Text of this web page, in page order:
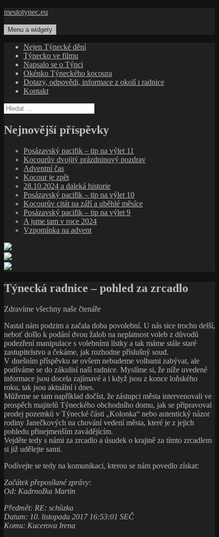
Přejít
obsahu
mestotynec.eu
Menu a widgety
Nejen Týnecké dění
Týnecko ve filmu
Napsalo se o Týnci
Okénko Týneckého kocoura
Dotazy, odpovědi, informace z okolí i radnice
Kontakt
Vyhledávání
Nejnovější příspěvky
Posázavský pacifik – tip na výlet 11
Kocourův dvojitý prázdninový pozdrav
Adventní čas
Kocour je zpět
28.10.2024 a daleká historie
Posázavský pacifik – tip na výlet 10
Kocourův citát na září a uběhlé měsíce
Posázavský pacifik – tip na výlet 9
A jsme tam v roce 2024
Vzpomínka na advent
Týnecká radnice – pohled za zrcadlo
Zdravíme všechny naše čtenáře
Nastal nám podzim a začala doba povolební. U nás sice trochu delší,
neboť došlo k podání dvou žalob na neplatnost voleb z důvodů
podezření manipulace s volebními lístky a tak máme stále staré
zastupitelstvo a čekáme, jak rozhodne příslušný soud.
V dnešním příspěvku se ovšem nebudeme volbami zabývat, ale
podíváme se do zákulisí naší radnice. Myslíme si, že níže uvedené
informace jsou docela zajímavé a i když jsou z konce loňského
roku, tak jsou aktuální i dnes.
Můžeme se tam například dočíst, že zástupci města intervenovali ve
prospěch majitelů Týneckého obchodního domu, jak se připravoval
prodej pozemků v Týnecké části „Kolonka“ nebo autentický názor
rodiny Janečkových na chování vedení města, které je z jejich
pohledu přinejmenším zavádějícím.
Vejděte tedy s námi za zrcadlo a úsudek o krajině za tímto zrcadlem
si již udělejte sami.
Podívejte se tedy na komunikaci, kterou se nám povedlo získat:
Začátek přeposílané zprávy:
Od: Kadrnožka Martin
Předmět: RE: schůzka
Datum: 10. listopadu 2017 16:53:01 SEČ
Komu: Kucerova Irena